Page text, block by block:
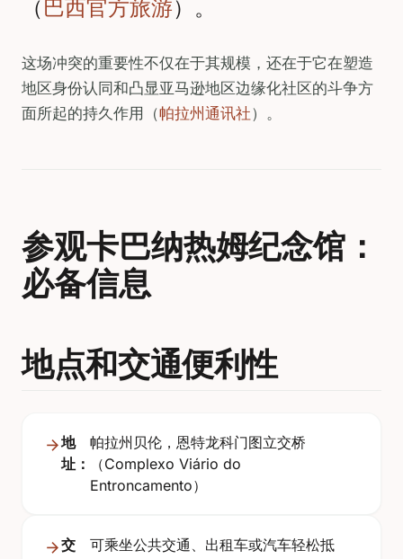
（巴西官方旅游）。
这场冲突的重要性不仅在于其规模，还在于它在塑造
地区身份认同和凸显亚马逊地区边缘化社区的斗争方
面所起的持久作用（帕拉州通讯社）。
参观卡巴纳热姆纪念馆：
必备信息
地点和交通便利性
地
址：
帕拉州贝伦，恩特龙科门图立交桥
（Complexo Viário do
Entroncamento）
交
可乘坐公共交通、出租车或汽车轻松抵